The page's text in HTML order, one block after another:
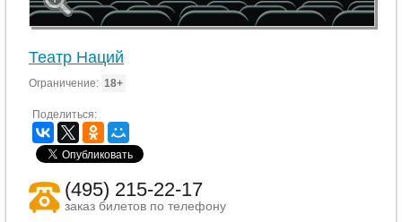
Театр Наций
Ограничение: 18+
Поделиться:
(495) 215-22-17
заказ билетов по телефону